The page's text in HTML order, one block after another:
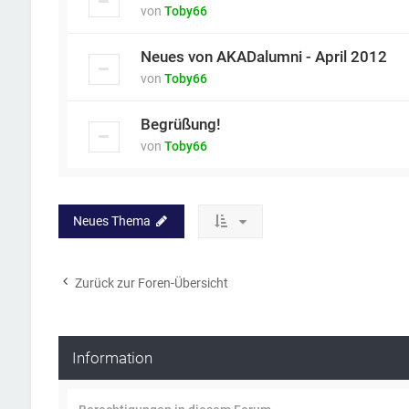
von Toby66
Neues von AKADalumni - April 2012
von Toby66
Begrüßung!
von Toby66
Neues Thema
Zurück zur Foren-Übersicht
Information